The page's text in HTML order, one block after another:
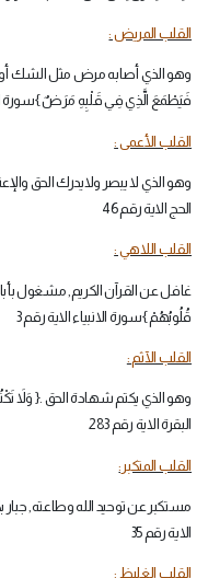
القلب المريض :
وهو الذي أصابه مرض مثل الشك
فَيَطْمَعَ الَّذِي فِي قَلْبِهِ مَرَضٌ }سورة
القلب الأعمى :
وهو الذي لا يبصر ولايدرك الحق
الحج الاية رقم 46
القلب اللاهي :
غافل عن القرآن الكريم, مشغول
قُلُوبُهُمْ }سورة الانبياء الاية رقم 3
القلب الآثم :
وهو الذي يكتم شهادة الحق .{ وَلاَ
البقرة الاية رقم 283
القلب المتكبر:
مستكبر عن توحيد الله وطاعته,
الاية رقم 35
القلب الغليظ :